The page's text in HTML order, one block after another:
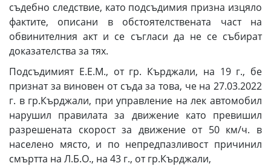
съдебно следствие, като подсъдимия призна изцяло
фактите, описани в обстоятелствената част на
обвинителния акт и се съгласи да не се събират
доказателства за тях.
Подсъдимият Е.Е.М., от гр. Кърджали, на 19 г., бе
признат за виновен от съда за това, че на 27.03.2022
г. в гр.Кърджали, при управление на лек автомобил
нарушил правилата за движение като превишил
разрешената скорост за движение от 50 км/ч. в
населено място, и по непредпазливост причинил
смъртта на Л.Б.О., на 43 г., от гр.Кърджали,